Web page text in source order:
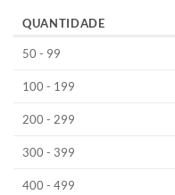
QUANTIDADE
50 - 99
100 - 199
200 - 299
300 - 399
400 - 499